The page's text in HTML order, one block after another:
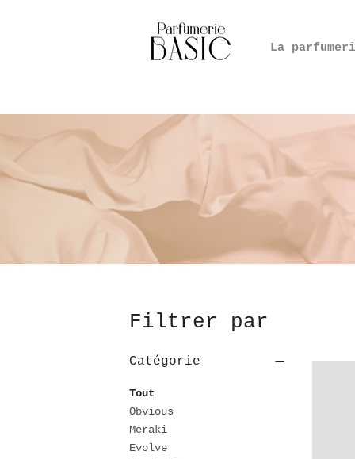
La
Filtrer par
Catégorie
Tout
Obvious
Meraki
Evolve